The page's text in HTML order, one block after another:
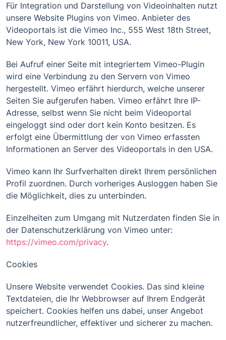
Für Integration und Darstellung von Videoinhalten nutzt
unsere Website Plugins von Vimeo. Anbieter des
Videoportals ist die Vimeo Inc., 555 West 18th Street,
New York, New York 10011, USA.
Bei Aufruf einer Seite mit integriertem Vimeo-Plugin
wird eine Verbindung zu den Servern von Vimeo
hergestellt. Vimeo erfährt hierdurch, welche unserer
Seiten Sie aufgerufen haben. Vimeo erfährt Ihre IP-
Adresse, selbst wenn Sie nicht beim Videoportal
eingeloggt sind oder dort kein Konto besitzen. Es
erfolgt eine Übermittlung der von Vimeo erfassten
Informationen an Server des Videoportals in den USA.
Vimeo kann Ihr Surfverhalten direkt Ihrem persönlichen
Profil zuordnen. Durch vorheriges Ausloggen haben Sie
die Möglichkeit, dies zu unterbinden.
Einzelheiten zum Umgang mit Nutzerdaten finden Sie in
der Datenschutzerklärung von Vimeo unter:
https://vimeo.com/privacy.
Cookies
Unsere Website verwendet Cookies. Das sind kleine
Textdateien, die Ihr Webbrowser auf Ihrem Endgerät
speichert. Cookies helfen uns dabei, unser Angebot
nutzerfreundlicher, effektiver und sicherer zu machen.